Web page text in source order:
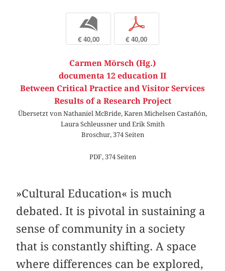
b
€ 40,00
p
€ 40,00
Carmen Mörsch (Hg.)
documenta 12 education II
Between Critical Practice and Visitor Services
Results of a Research Project
Übersetzt von Nathaniel McBride, Karen Michelsen Castañón,
Laura Schleussner und Erik Smith
Broschur, 374 Seiten
PDF, 374 Seiten
»Cultural Education« is much
debated. It is pivotal in sustaining a
sense of community in a society
that is constantly shifting. A space
where differences can be explored,